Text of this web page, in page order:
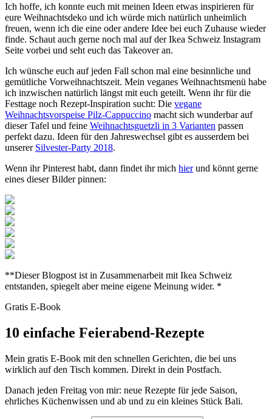
Ich hoffe, ich konnte euch mit meinen Ideen etwas inspirieren für
eure Weihnachtsdeko und ich würde mich natürlich unheimlich
freuen, wenn ich die eine oder andere Idee bei euch Zuhause wieder
finde. Schaut auch gerne noch mal auf der Ikea Schweiz Instagram
Seite vorbei und seht euch das Takeover an.
Ich wünsche euch auf jeden Fall schon mal eine besinnliche und
gemütliche Vorweihnachtszeit. Mein veganes Weihnachtsmenü habe
ich inzwischen natürlich längst mit euch geteilt. Wenn ihr für die
Festtage noch Rezept-Inspiration sucht: Die vegane
Weihnachtsvorspeise Pilz-Cappuccino macht sich wunderbar auf
dieser Tafel und feine Weihnachtsguetzli in 3 Varianten passen
perfekt dazu. Ideen für den Jahreswechsel gibt es ausserdem bei
unserer Silvester-Party 2018.
Wenn ihr Pinterest habt, dann findet ihr mich hierund könnt gerne
eines dieser Bilder pinnen:
**Dieser Blogpost ist in Zusammenarbeit mit Ikea Schweiz
entstanden, spiegelt aber meine eigene Meinung wider. *
Gratis E-Book
10 einfache Feierabend-Rezepte
Mein gratis E-Book mit den schnellen Gerichten, die bei uns
wirklich auf den Tisch kommen. Direkt in dein Postfach.
Danach jeden Freitag von mir: neue Rezepte für jede Saison,
ehrliches Küchenwissen und ab und zu ein kleines Stück Bali.